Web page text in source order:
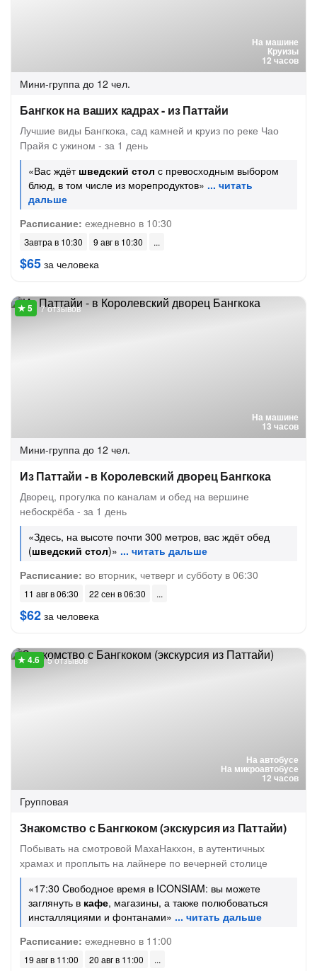
На машине
Круизы
12 часов
Мини-группа до 12 чел.
Бангкок на ваших кадрах - из Паттайи
Лучшие виды Бангкока, сад камней и круиз по реке Чао
Прайя c ужином - за 1 день
«Вас ждёт шведский стол с превосходным выбором
блюд, в том числе из морепродуктов»
Расписание: ежедневно в 10:30
Завтра в 10:30 9 авг в 10:30
$65 за человека
На машине
13 часов
7 отзывов
Мини-группа до 12 чел.
Из Паттайи - в Королевский дворец Бангкока
Дворец, прогулка по каналам и обед на вершине
небоскрёба - за 1 день
«Здесь, на высоте почти 300 метров, вас ждёт обед
(шведский стол)»
Расписание: во вторник, четверг и субботу в 06:30
11 авг в 06:30 22 сен в 06:30
$62 за человека
На автобусе
На микроавтобусе
12 часов
5 отзывов
Групповая
Знакомство с Бангкоком (экскурсия из Паттайи)
Побывать на смотровой МахаНакхон, в аутентичных
храмах и проплыть на лайнере по вечерней столице
«17:30 Cвободное время в ICONSIAM: вы можете
заглянуть в кафе, магазины, а также полюбоваться
инсталляциями и фонтанами»
Расписание: ежедневно в 11:00
19 авг в 11:00 20 авг в 11:00